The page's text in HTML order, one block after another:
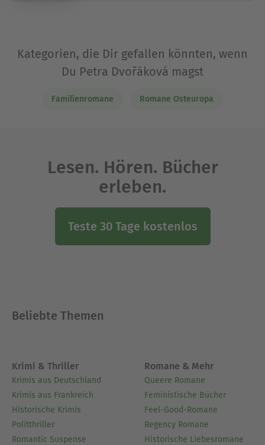
Kategorien, die Dir gefallen könnten, wenn
Du Petra Dvořáková magst
Familienromane Romane Osteuropa
Lesen. Hören. Bücher
erleben.
Teste 30 Tage kostenlos
Beliebte Themen
Krimi & Thriller
Krimis aus Deutschland
Krimis aus Frankreich
Historische Krimis
Politthriller
Romantic Suspense
Romane & Mehr
Queere Romane
Feministische Bücher
Feel-Good-Romane
Regency Romane
Historische Liebesromane